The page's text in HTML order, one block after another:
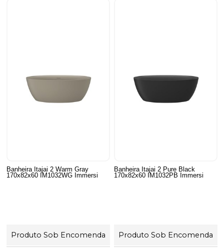
Banheira Itajai 2 Warm Gray
170x82x60 IM1032WG Immersi
Produto Sob Encomenda
Banheira Itajai 2 Pure Black
170x82x60 IM1032PB Immersi
Produto Sob Encomenda